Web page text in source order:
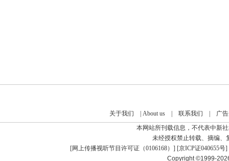
关于我们 About us| 联系我们
广
本网站所刊载信息，不代表中新
未经授权禁止转载、摘编、
[网上传播视听节目许可证（0106168） ] [京ICP证040655号]
Copyright ©1999-